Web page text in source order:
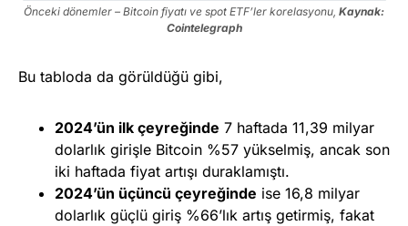
Önceki dönemler – Bitcoin fiyatı ve spot ETF’ler korelasyonu, Kaynak:
Cointelegraph
Bu tabloda da görüldüğü gibi,
2024’ün ilk çeyreğinde 7 haftada 11,39 milyar
dolarlık girişle Bitcoin %57 yükselmiş, ancak son
iki haftada fiyat artışı duraklamıştı.
2024’ün üçüncü çeyreğinde ise 16,8 milyar
dolarlık güçlü giriş %66’lık artış getirmiş, fakat